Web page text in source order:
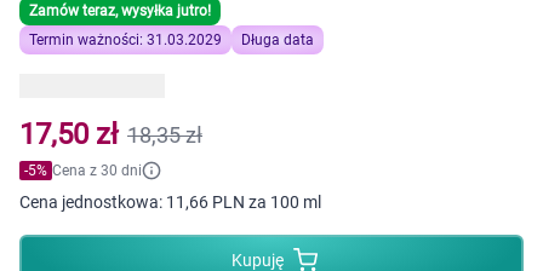
Dziecko
Higiena
Kosmetyki
Zamów teraz, wysyłka jutro!
Termin ważności: 31.03.2029
Długa data
17,50 zł 18,35 zł
-5% Cena z 30 dni
Cena jednostkowa: 11,66 PLN za 100 ml
Kupuję